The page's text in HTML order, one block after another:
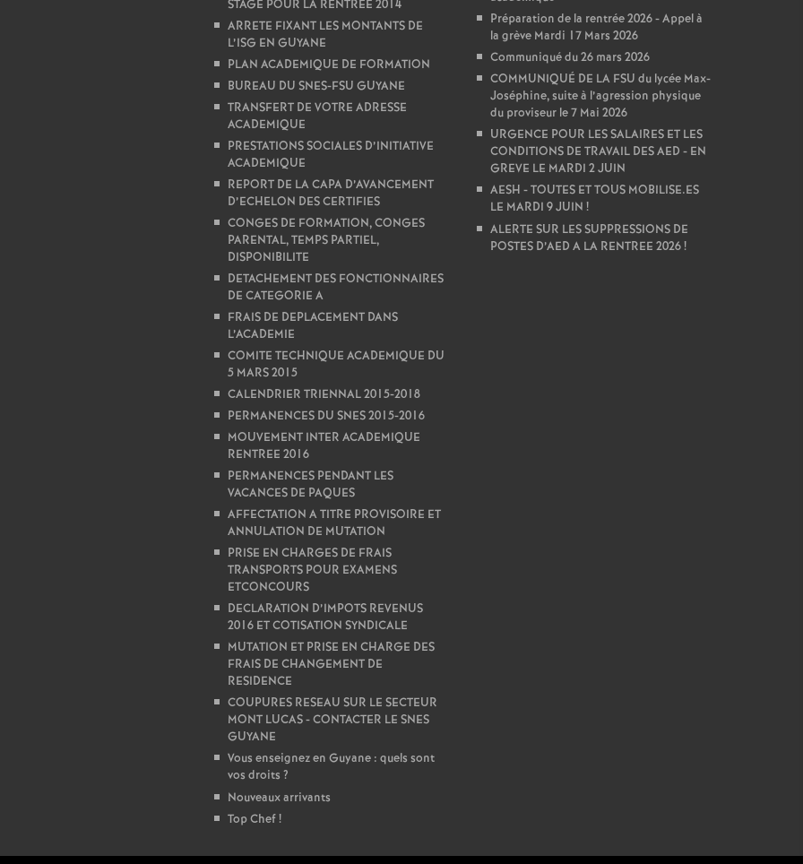
STAGE POUR LA RENTREE 2014
ARRETE FIXANT LES MONTANTS DE
L’ISG EN GUYANE
PLAN ACADEMIQUE DE FORMATION
BUREAU DU SNES-FSU GUYANE
TRANSFERT DE VOTRE ADRESSE
ACADEMIQUE
PRESTATIONS SOCIALES D’INITIATIVE
ACADEMIQUE
REPORT DE LA CAPA D’AVANCEMENT
D’ECHELON DES CERTIFIES
CONGES DE FORMATION, CONGES
PARENTAL, TEMPS PARTIEL,
DISPONIBILITE
DETACHEMENT DES FONCTIONNAIRES
DE CATEGORIE A
FRAIS DE DEPLACEMENT DANS
L’ACADEMIE
COMITE TECHNIQUE ACADEMIQUE DU
5 MARS 2015
CALENDRIER TRIENNAL 2015-2018
PERMANENCES DU SNES 2015-2016
MOUVEMENT INTER ACADEMIQUE
RENTREE 2016
PERMANENCES PENDANT LES
VACANCES DE PAQUES
AFFECTATION A TITRE PROVISOIRE ET
ANNULATION DE MUTATION
PRISE EN CHARGES DE FRAIS
TRANSPORTS POUR EXAMENS
ETCONCOURS
DECLARATION D’IMPOTS REVENUS
2016 ET COTISATION SYNDICALE
MUTATION ET PRISE EN CHARGE DES
FRAIS DE CHANGEMENT DE
RESIDENCE
COUPURES RESEAU SUR LE SECTEUR
MONT LUCAS - CONTACTER LE SNES
GUYANE
Vous enseignez en Guyane : quels sont
vos droits ?
Nouveaux arrivants
Top Chef!
Préparation de la rentrée 2026 - Appel à
la grève Mardi 17 Mars 2026
Communiqué du 26 mars 2026
COMMUNIQUÉ DE LA FSU du lycée Max-
Joséphine, suite à l’agression physique
du proviseur le 7 Mai 2026
URGENCE POUR LES SALAIRES ET LES
CONDITIONS DE TRAVAIL DES AED - EN
GREVE LE MARDI 2 JUIN
AESH - TOUTES ET TOUS MOBILISE.ES
LE MARDI 9 JUIN !
ALERTE SUR LES SUPPRESSIONS DE
POSTES D’AED A LA RENTREE 2026!